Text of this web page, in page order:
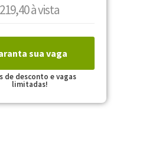
à vista
sua vaga
de desconto e vagas
limitadas!